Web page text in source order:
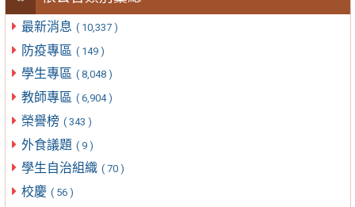
最新消息 ( 10,337 )
防疫專區 ( 149 )
學生專區 ( 8,048 )
教師專區 ( 6,904 )
榮譽榜 ( 343 )
外食議題 ( 9 )
學生自治組織 ( 70 )
校慶 ( 56 )